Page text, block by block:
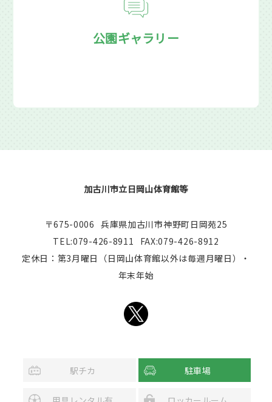
公園ギャラリー
加古川市立日岡山体育館等
〒675-0006 兵庫県加古川市神野町日岡苑25
TEL:079-426-8911
FAX:079-426-8912
定休日：第3月曜日（日岡山体育館以外は毎週月曜日）・
年末年始
駅チカ 駐車場